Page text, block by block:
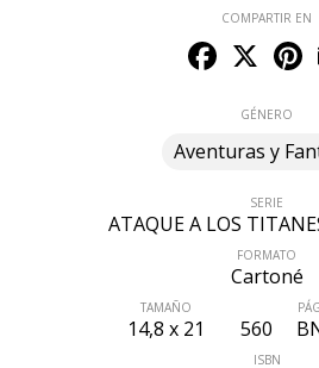
COMPARTIR EN
Facebook
X
GÉNERO
Aventuras y
SERIE
ATAQUE A LOS
FORMATO
Cartoné
TAMAÑO
14,8 x 21 560
ISBN